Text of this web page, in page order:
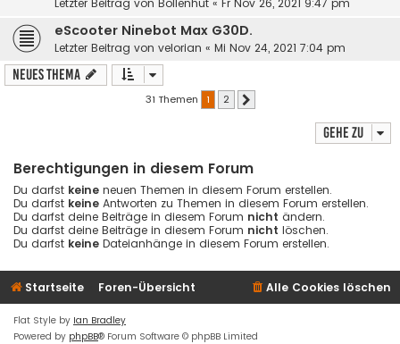
eScooter Ninebot Max G30D.
Letzter Beitrag von velorian « Mi Nov 24, 2021 7:04 pm
Neues Thema
31 Themen 1 2
Gehe zu
Berechtigungen in diesem Forum
Du darfst keine neuen Themen in diesem Forum erstellen.
Du darfst keine Antworten zu Themen in diesem Forum erstellen.
Du darfst deine Beiträge in diesem Forum nicht ändern.
Du darfst deine Beiträge in diesem Forum nicht löschen.
Du darfst keine Dateianhänge in diesem Forum erstellen.
Startseite Foren-Übersicht Alle Cookies löschen
Flat Style by Ian Bradley
Powered by phpBB® Forum Software © phpBB Limited